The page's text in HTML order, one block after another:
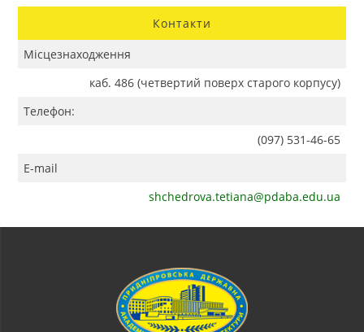
Контакти
Місцезнаходження
каб. 486 (четвертий поверх старого корпусу)
Телефон:
(097) 531-46-65
E-mail
shchedrova.tetiana@pdaba.edu.ua